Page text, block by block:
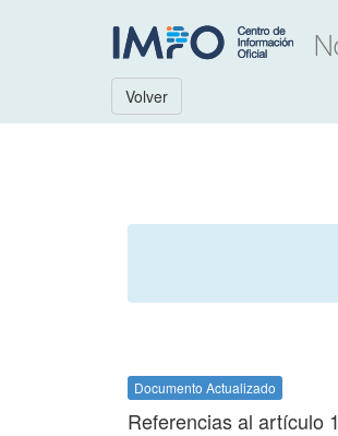
Volver
Documento Actualizado
Referencias al artículo 1